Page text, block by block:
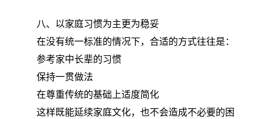
八、以家庭习惯为主更为稳妥
在没有统一标准的情况下，合适的方式往往是：
参考家中长辈的习惯
保持一贯做法
在尊重传统的基础上适度简化
这样既能延续家庭文化，也不会造成不必要的困